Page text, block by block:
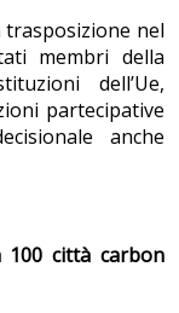
trasposizione nel
membri della
dell’Ue,
partecipative
anche
100 città carbon